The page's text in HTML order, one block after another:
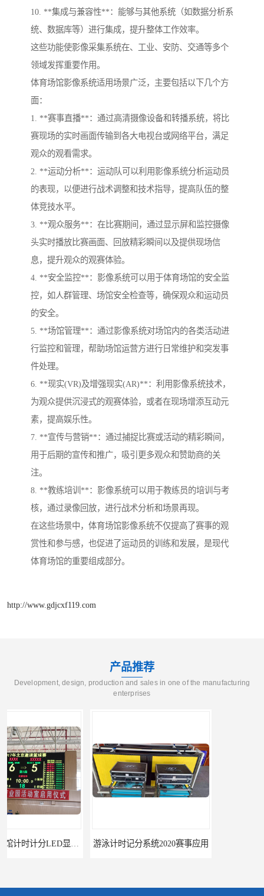
10. **集成与兼容性**：能够与其他系统（如数据分析系
统、数据库等）进行集成，提升整体工作效率。
这些功能使影像采集系统在、工业、安防、交通等多个
领域发挥重要作用。
体育场馆影像系统适用场景广泛，主要包括以下几个方
面：
1. **赛事直播**：通过高清摄像设备和转播系统，将比
赛现场的实时画面传输到各大电视台或网络平台，满足
观众的观看需求。
2. **运动分析**：运动队可以利用影像系统分析运动员
的表现，以便进行战术调整和技术指导，提高队伍的整
体竞技水平。
3. **观众服务**：在比赛期间，通过显示屏和监控摄像
头实时播放比赛画面、回放精彩瞬间以及提供现场信
息，提升观众的观赛体验。
4. **安全监控**：影像系统可以用于体育场馆的安全监
控，如人群管理、场馆安全检查等，确保观众和运动员
的安全。
5. **场馆管理**：通过影像系统对场馆内的各类活动进
行监控和管理，帮助场馆运营方进行日常维护和突发事
件处理。
6. **现实(VR)及增强现实(AR)**：利用影像系统技术，
为观众提供沉浸式的观赛体验，或者在现场增添互动元
素，提高娱乐性。
7. **宣传与营销**：通过捕捉比赛或活动的精彩瞬间，
用于后期的宣传和推广，吸引更多观众和赞助商的关
注。
8. **教练培训**：影像系统可以用于教练员的培训与考
核，通过录像回放，进行战术分析和场景再现。
在这些场景中，体育场馆影像系统不仅提高了赛事的观
赏性和参与感，也促进了运动员的训练和发展，是现代
体育场馆的重要组成部分。
http://www.gdjcxf119.com
产品推荐
Development, design, production and sales in one of the manufacturing
enterprises
游泳计时记分系统2020赛事应用 游泳计时系统赛事2020新研发